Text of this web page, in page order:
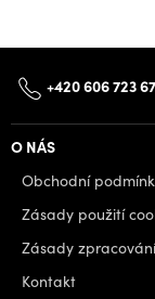
+420 606 723
O NÁS
Obchodní
Zásady použití
Zásady
Kontakt